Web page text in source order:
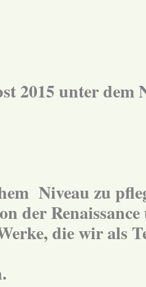
2015 unter dem
Niveau zu
der
die wir als